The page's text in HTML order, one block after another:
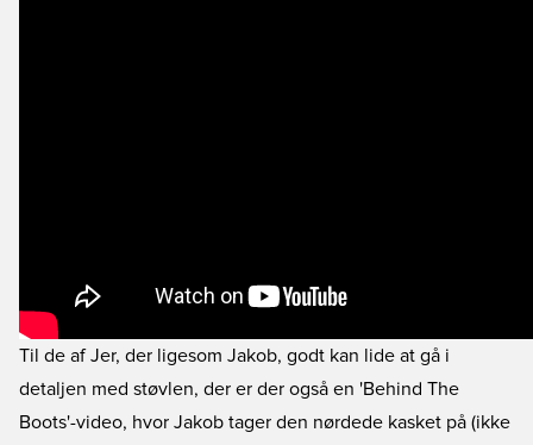
Til de af Jer, der ligesom Jakob, godt kan lide at gå i
detaljen med støvlen, der er der også en 'Behind The
Boots'-video, hvor Jakob tager den nørdede kasket på (ikke